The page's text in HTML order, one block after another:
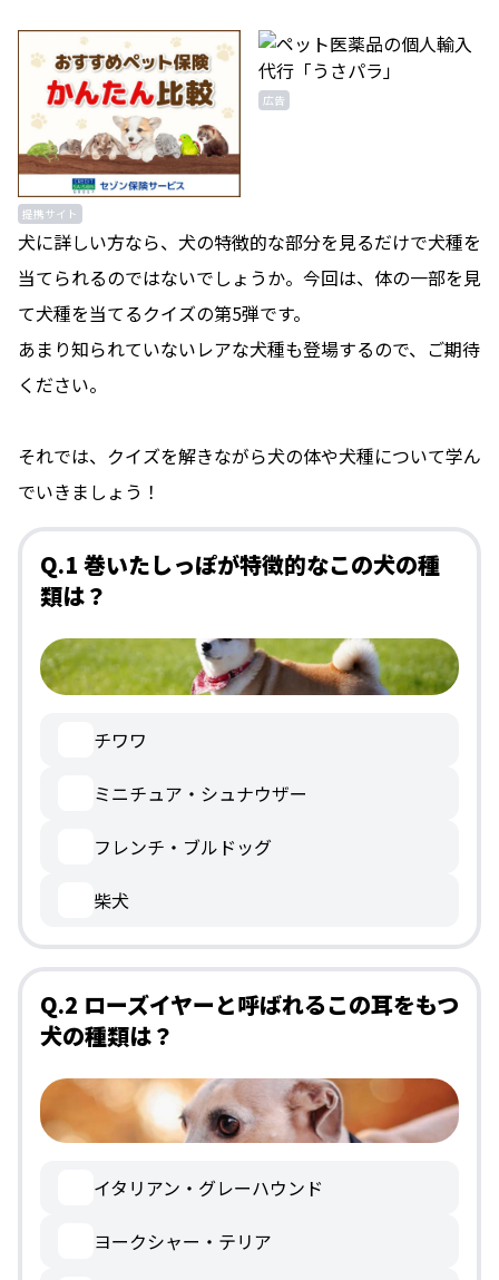
提携サイト
広告
犬に詳しい方なら、犬の特徴的な部分を見るだけで犬種を
当てられるのではないでしょうか。今回は、体の一部を見
て犬種を当てるクイズの第5弾です。
あまり知られていないレアな犬種も登場するので、ご期待
ください。
それでは、クイズを解きながら犬の体や犬種について学ん
でいきましょう！
Q.1 巻いたしっぽが特徴的なこの犬の種
類は？
チワワ
ミニチュア・シュナウザー
フレンチ・ブルドッグ
柴犬
Q.2 ローズイヤーと呼ばれるこの耳をもつ
犬の種類は？
イタリアン・グレーハウンド
ヨークシャー・テリア